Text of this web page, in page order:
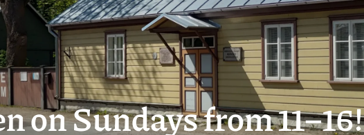
on Sundays from 11–16!